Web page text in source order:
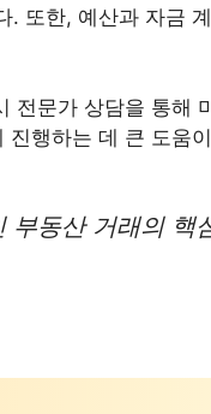
. 또한, 예산과 자금
전문가 상담을 통해
진행하는 데 큰 도움
부동산 거래의 핵